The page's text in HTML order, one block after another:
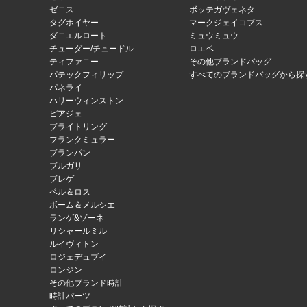
ゼニス
タグホイヤー
ダニエルロート
チューダー/チュードル
ティファニー
パテックフィリップ
パネライ
ハリーウィンストン
ピアジェ
ブライトリング
フランクミュラー
ブランパン
ブルガリ
ブレゲ
ベル＆ロス
ボーム＆メルシエ
ランゲ&ゾーネ
リシャールミル
ルイヴィトン
ロジェデュブイ
ロンジン
その他ブランド時計
時計パーツ
ボッテガヴェネタ
マークジェイコブス
ミュウミュウ
ロエベ
その他ブランドバッグ
すべてのブランドバッグから探